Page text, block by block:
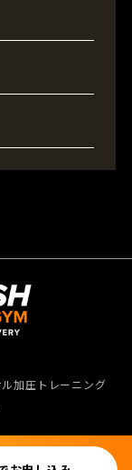
加圧トレーニング